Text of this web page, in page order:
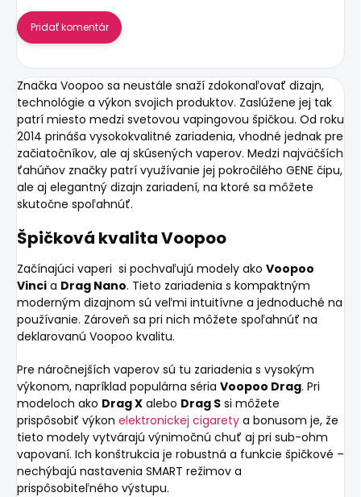
Pridať komentár
Značka Voopoo sa neustále snaží zdokonaľovať dizajn,
technológie a výkon svojich produktov. Zaslúžene jej tak
patrí miesto medzi svetovou vapingovou špičkou. Od roku
2014 prináša vysokokvalitné zariadenia, vhodné jednak pre
začiatočníkov, ale aj skúsených vaperov. Medzi najväčších
ťahúňov značky patrí využívanie jej pokročilého GENE čipu,
ale aj elegantný dizajn zariadení, na ktoré sa môžete
skutočne spoľahnúť.
Špičková kvalita Voopoo
Začínajúci vaperi si pochvaľujú modely ako Voopoo
Vinci a Drag Nano. Tieto zariadenia s kompaktným
moderným dizajnom sú veľmi intuitívne a jednoduché na
používanie. Zároveň sa pri nich môžete spoľahnúť na
deklarovanú Voopoo kvalitu.
Pre náročnejších vaperov sú tu zariadenia s vysokým
výkonom, napríklad populárna séria Voopoo Drag. Pri
modeloch ako Drag X alebo Drag S si môžete
prispôsobiť výkon elektronickej cigarety a bonusom je, že
tieto modely vytvárajú výnimočnú chuť aj pri sub-ohm
vapovaní. Ich konštrukcia je robustná a funkcie špičkové –
nechýbajú nastavenia SMART režimov a
prispôsobiteľného výstupu.